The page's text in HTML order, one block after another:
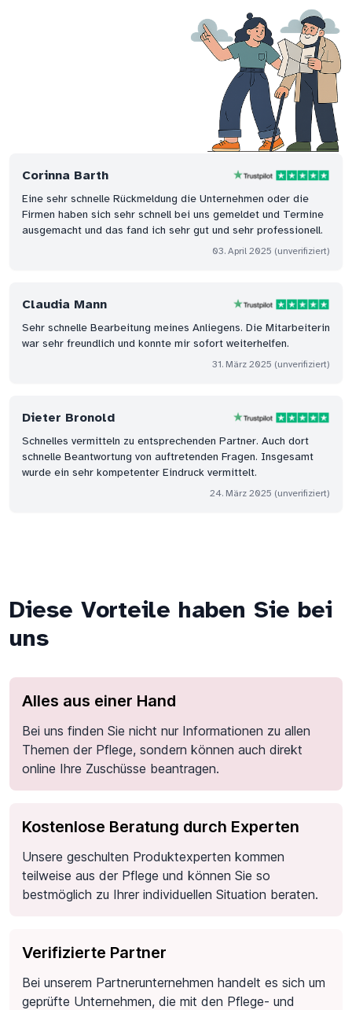
Corinna Barth
Eine sehr schnelle Rückmeldung die Unternehmen oder die
Firmen haben sich sehr schnell bei uns gemeldet und Termine
ausgemacht und das fand ich sehr gut und sehr professionell.
03. April 2025 (unverifiziert)
Claudia Mann
Sehr schnelle Bearbeitung meines Anliegens. Die Mitarbeiterin
war sehr freundlich und konnte mir sofort weiterhelfen.
31. März 2025 (unverifiziert)
Dieter Bronold
Schnelles vermitteln zu entsprechenden Partner. Auch dort
schnelle Beantwortung von auftretenden Fragen. Insgesamt
wurde ein sehr kompetenter Eindruck vermittelt.
24. März 2025 (unverifiziert)
Diese Vorteile haben Sie bei
uns
Alles aus einer Hand
Bei uns finden Sie nicht nur Informationen zu allen
Themen der Pflege, sondern können auch direkt
online Ihre Zuschüsse beantragen.
Kostenlose Beratung durch Experten
Unsere geschulten Produktexperten kommen
teilweise aus der Pflege und können Sie so
bestmöglich zu Ihrer individuellen Situation beraten.
Verifizierte Partner
Bei unserem Partnerunternehmen handelt es sich um
geprüfte Unternehmen, die mit den Pflege- und